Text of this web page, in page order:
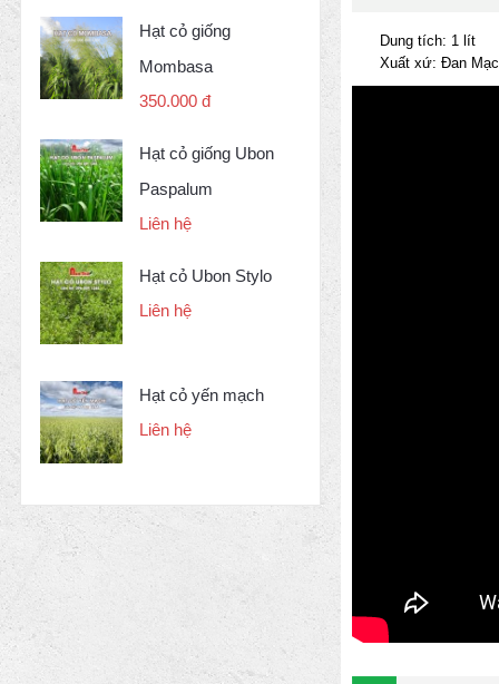
Hạt cỏ giống
Mombasa
350.000 đ
Hạt cỏ giống Ubon
Paspalum
Liên hệ
Hạt cỏ Ubon Stylo
Liên hệ
Hạt cỏ yến mạch
Liên hệ
Dung tích: 1 lít
Xuất xứ: Đan